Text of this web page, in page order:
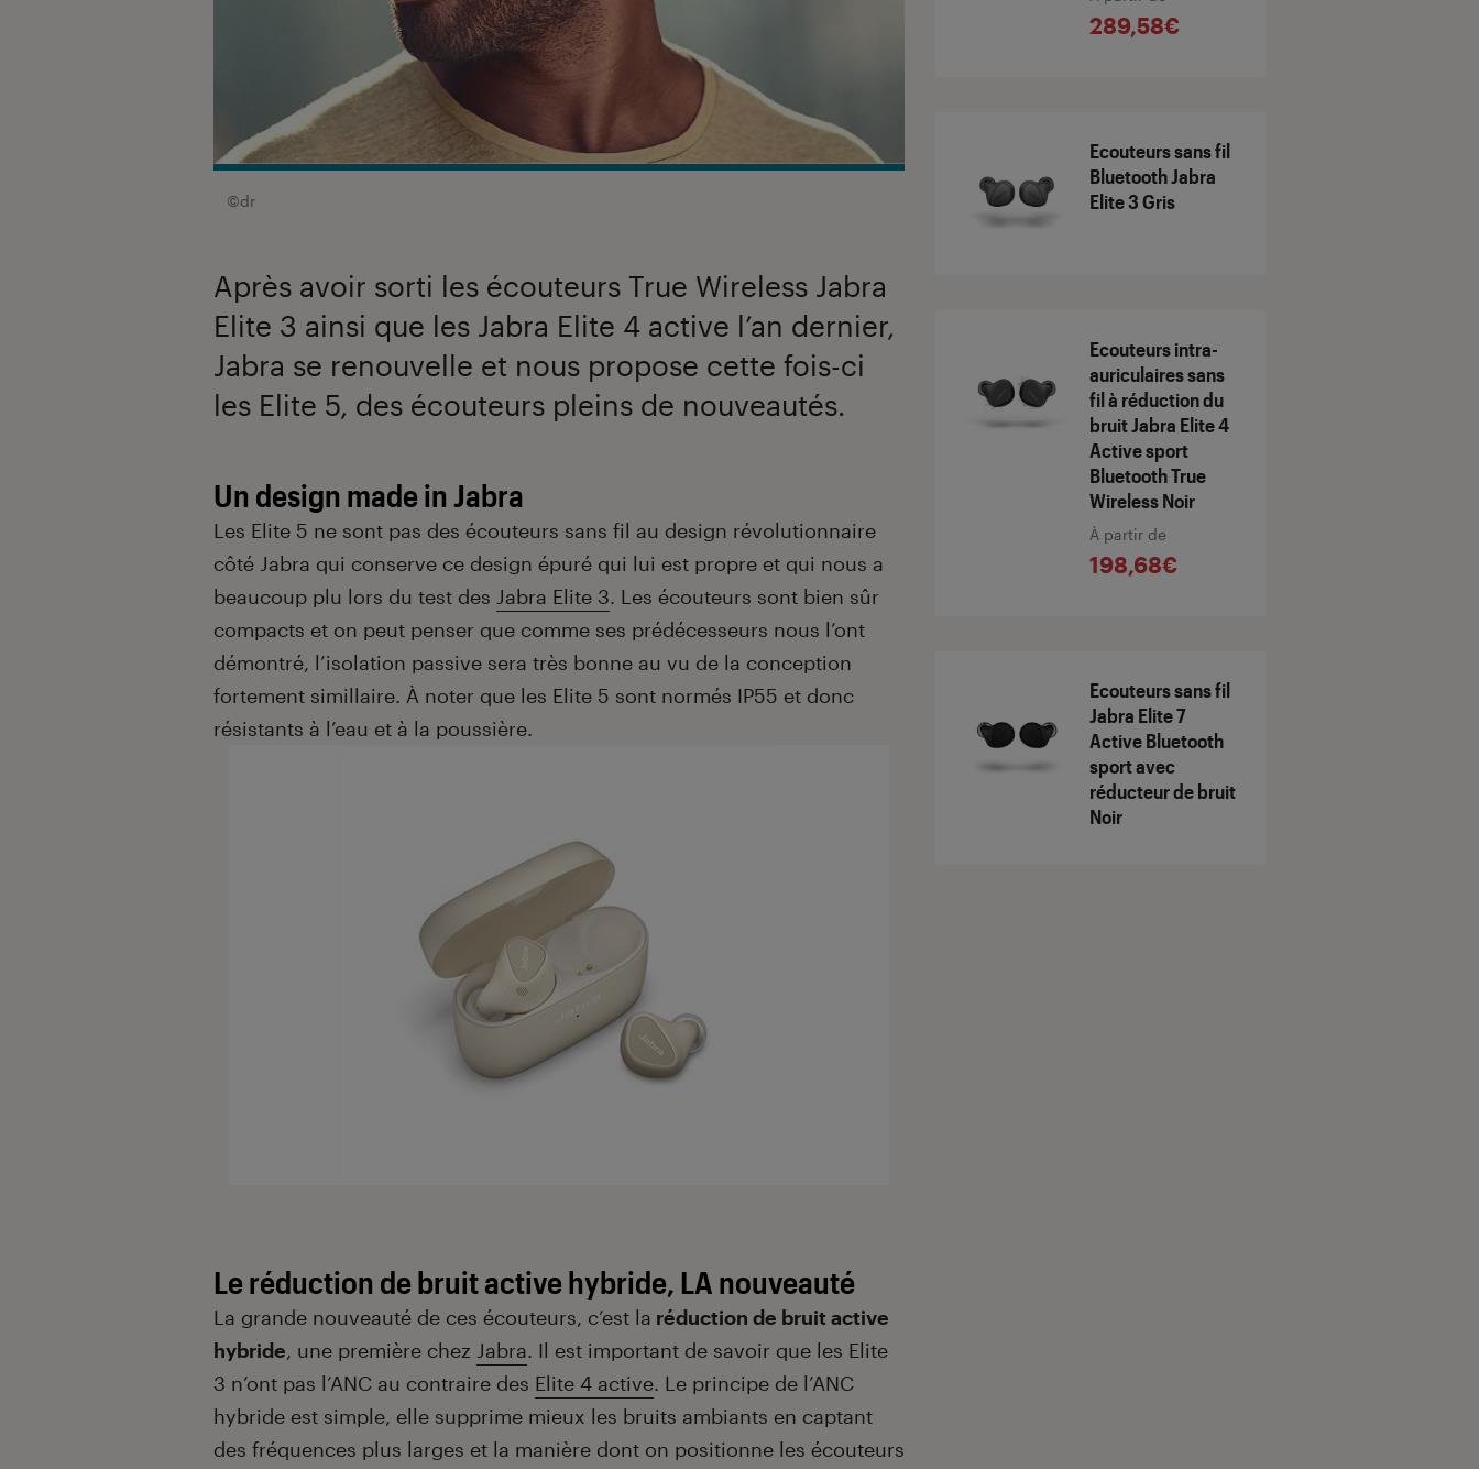
©dr
Après avoir sorti les écouteurs True Wireless Jabra
Elite 3 ainsi que les Jabra Elite 4 active l’an dernier,
Jabra se renouvelle et nous propose cette fois-ci
les Elite 5, des écouteurs pleins de nouveautés.
Un design made in Jabra
Les Elite 5 ne sont pas des écouteurs sans fil au design révolutionnaire
côté Jabra qui conserve ce design épuré qui lui est propre et qui nous a
beaucoup plu lors du test des Jabra Elite 3. Les écouteurs sont bien sûr
compacts et on peut penser que comme ses prédécesseurs nous l’ont
démontré, l’isolation passive sera très bonne au vu de la conception
fortement simillaire. À noter que les Elite 5 sont normés IP55 et donc
résistants à l’eau et à la poussière.
Le réduction de bruit active hybride, LA nouveauté
La grande nouveauté de ces écouteurs, c’est la réduction de bruit active
hybride, une première chez Jabra. Il est important de savoir que les Elite
3 n’ont pas l’ANC au contraire des Elite 4 active. Le principe de l’ANC
hybride est simple, elle supprime mieux les bruits ambiants en captant
des fréquences plus larges et la manière dont on positionne les écouteurs
289,58€
Ecouteurs sans fil
Bluetooth Jabra
Elite 3 Gris
Ecouteurs intra-
auriculaires sans
fil à réduction du
bruit Jabra Elite 4
Active sport
Bluetooth True
Wireless Noir
À partir de
198,68€
Ecouteurs sans fil
Jabra Elite 7
Active Bluetooth
sport avec
réducteur de bruit
Noir